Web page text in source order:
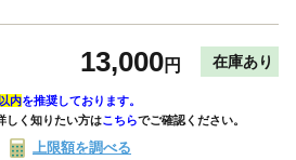
13,000円 在庫あり
内を推奨しております。
しく知りたい方はこちらでご確認ください。
上限額を調べる